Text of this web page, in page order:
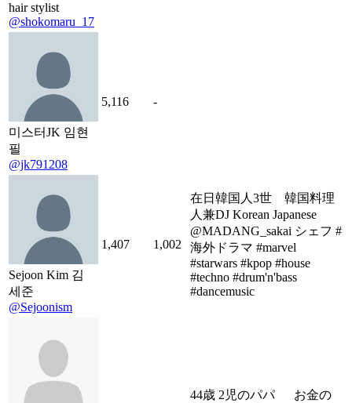
hair stylist
@shokomaru_17
미스터JK 임현
필
@jk791208
5,116 -
Sejoon Kim 김
세준
@Sejoonism
1,407 1,002
在日韓国人3世 韓国料理
人兼DJ Korean Japanese
@MADANG_sakai シェフ #
海外ドラマ #marvel
#starwars #kpop #house
#techno #drum'n'bass
#dancemusic
44歳 2児のパパ お金の